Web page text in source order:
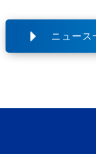
ニュース